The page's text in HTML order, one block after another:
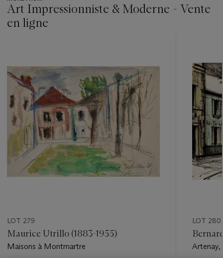
Art Impressionniste & Moderne - Vente
en ligne
LOT 279
Maurice Utrillo (1883-1955)
Maisons à Montmartre
LOT 280
Artenay,